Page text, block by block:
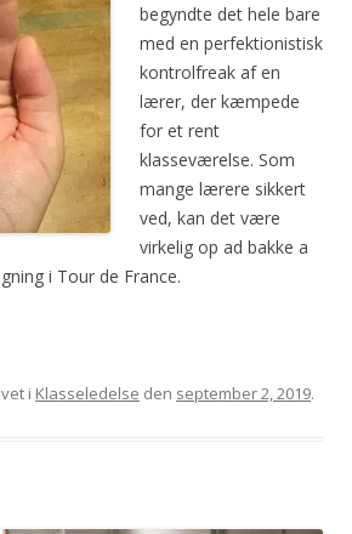
begyndte det hele bare
med en perfektionistisk
kontrolfreak af en
lærer, der kæmpede
for et rent
klasseværelse. Som
mange lærere sikkert
ved, kan det være
virkelig op ad bakke a
i Tour de France.
i Klasseledelse den september 2, 2019.